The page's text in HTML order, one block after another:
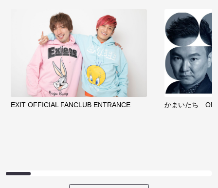
EXIT OFFICIAL FANCLUB ENTRANCE かまいたち